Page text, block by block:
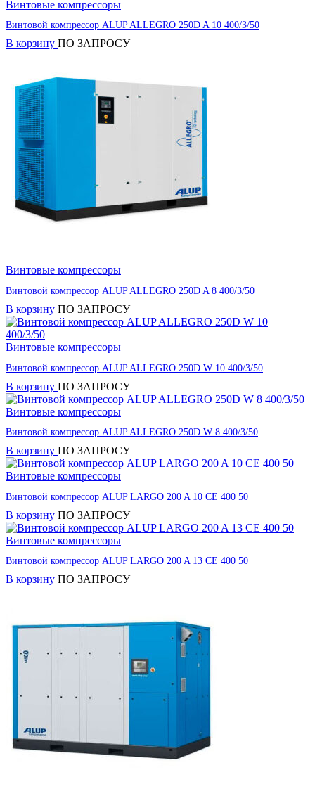
Винтовые компрессоры
Винтовой компрессор ALUP ALLEGRO 250D A 10 400/3/50
В корзину ПО ЗАПРОСУ
Винтовые компрессоры
Винтовой компрессор ALUP ALLEGRO 250D A 8 400/3/50
В корзину ПО ЗАПРОСУ
Винтовые компрессоры
Винтовой компрессор ALUP ALLEGRO 250D W 10 400/3/50
В корзину ПО ЗАПРОСУ
Винтовые компрессоры
Винтовой компрессор ALUP ALLEGRO 250D W 8 400/3/50
В корзину ПО ЗАПРОСУ
Винтовые компрессоры
Винтовой компрессор ALUP LARGO 200 A 10 CE 400 50
В корзину ПО ЗАПРОСУ
Винтовые компрессоры
Винтовой компрессор ALUP LARGO 200 A 13 CE 400 50
В корзину ПО ЗАПРОСУ